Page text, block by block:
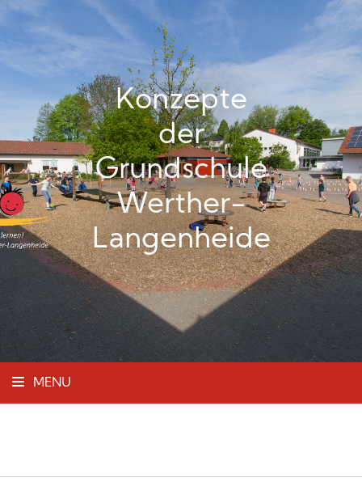
Konzepte
der
Grundschule
Werther-
Langenheide
MENU